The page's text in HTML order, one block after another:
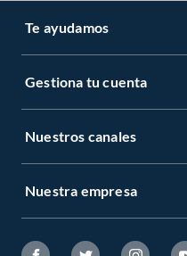
Te ayudamos
Gestiona tu cuenta
Nuestros canales
Nuestra empresa